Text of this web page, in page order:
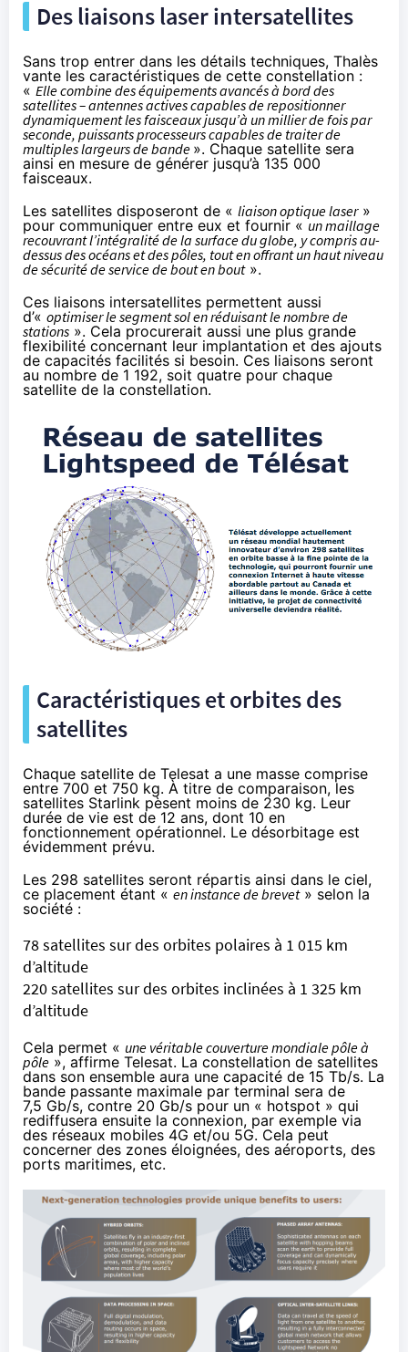
Des liaisons laser intersatellites
Sans trop entrer dans les détails techniques, Thalès
vante les caractéristiques de cette constellation :
« Elle combine des équipements avancés à bord des
satellites – antennes actives capables de repositionner
dynamiquement les faisceaux jusqu’à un millier de fois par
seconde, puissants processeurs capables de traiter de
multiples largeurs de bande ». Chaque satellite sera
ainsi en mesure de générer jusqu’à 135 000
faisceaux.
Les satellites disposeront de « liaison optique laser»
pour communiquer entre eux et fournir « un maillage
recouvrant l’intégralité de la surface du globe, y compris au-
dessus des océans et des pôles, tout en offrant un haut niveau
de sécurité de service de bout en bout».
Ces liaisons intersatellites permettent aussi
d’« optimiser le segment sol en réduisant le nombre de
stations ». Cela procurerait aussi une plus grande
flexibilité concernant leur implantation et des ajouts
de capacités facilités si besoin. Ces liaisons seront
au nombre de 1 192, soit quatre pour chaque
satellite de la constellation.
Caractéristiques et orbites des
satellites
Chaque satellite de Telesat a une masse comprise
entre 700 et 750 kg. À titre de comparaison, les
satellites Starlink pèsent moins de 230 kg. Leur
durée de vie est de 12 ans, dont 10 en
fonctionnement opérationnel. Le désorbitage est
évidemment prévu.
Les 298 satellites seront répartis ainsi dans le ciel,
ce placement étant « en instance de brevet» selon la
société :
78 satellites sur des orbites polaires à 1 015 km
d’altitude
220 satellites sur des orbites inclinées à 1 325 km
d’altitude
Cela permet « une véritable couverture mondiale pôle à
pôle », affirme Telesat. La constellation de satellites
dans son ensemble aura une capacité de 15 Tb/s. La
bande passante maximale par terminal sera de
7,5 Gb/s, contre 20 Gb/s pour un « hotspot » qui
rediffusera ensuite la connexion, par exemple via
des réseaux mobiles 4G et/ou 5G. Cela peut
concerner des zones éloignées, des aéroports, des
ports maritimes, etc.